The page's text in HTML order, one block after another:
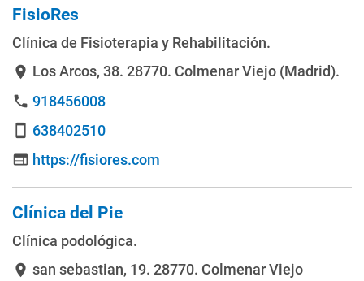
FisioRes
Clínica de Fisioterapia y Rehabilitación.
location_on Los Arcos, 38. 28770. Colmenar Viejo (Madrid).
phone 918456008
smartphone 638402510
web https://fisiores.com
Clínica del Pie
Clínica podológica.
location_on san sebastian, 19. 28770. Colmenar Viejo